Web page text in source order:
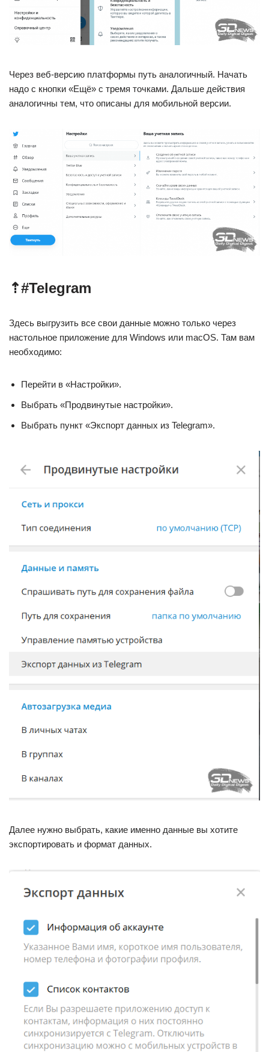
Через веб-версию платформы путь аналогичный. Начать
надо с кнопки «Ещё» с тремя точками. Дальше действия
аналогичны тем, что описаны для мобильной версии.
⇡#Telegram
Здесь выгрузить все свои данные можно только через
настольное приложение для Windows или macOS. Там вам
необходимо:
Перейти в «Настройки».
Выбрать «Продвинутые настройки».
Выбрать пункт «Экспорт данных из Telegram».
Далее нужно выбрать, какие именно данные вы хотите
экспортировать и формат данных.